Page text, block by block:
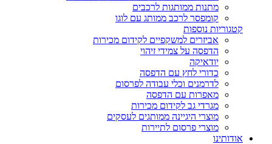
מתנות ממותגות לרכבים
קומפסר לרכב ממותג עם לוגו
קטגוריות נוספות
אביזרים למשקפיים לקידום מכירות
הדפסה על צמידי זיהוי
יודאיקה
כדורי לחץ עם הדפסה
לדרמנים וכלי עבודה לפרסום
מאפרות עם הדפסה
מגרדי גב לקידום מכירות
מוצרי היגיינה ממותגים לעסקים
מוצרי פרסום לתיירות
אודותינו